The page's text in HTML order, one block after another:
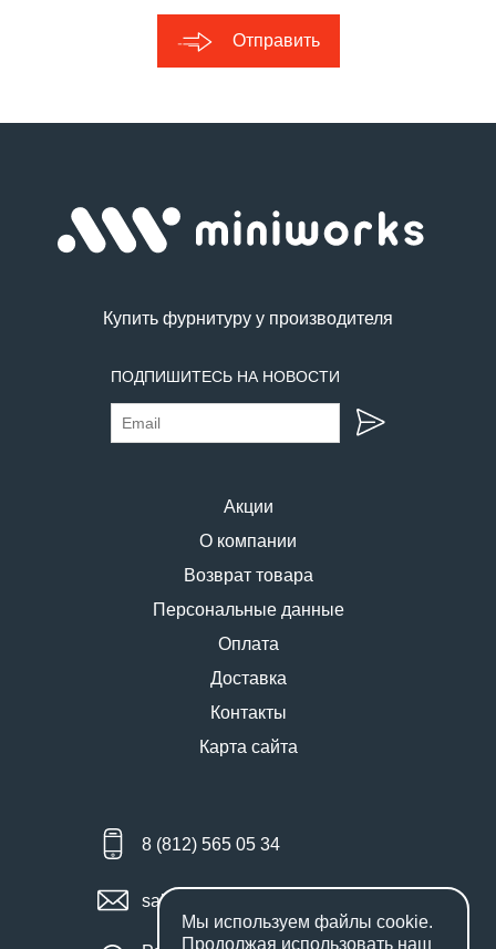
Отправить
Купить фурнитуру у производителя
ПОДПИШИТЕСЬ НА НОВОСТИ
Акции
О компании
Возврат товара
Персональные данные
Оплата
Доставка
Контакты
Карта сайта
8 (812) 565 05 34
sales@miniworks.ru
Мы используем файлы cookie.
Продолжая использовать наш